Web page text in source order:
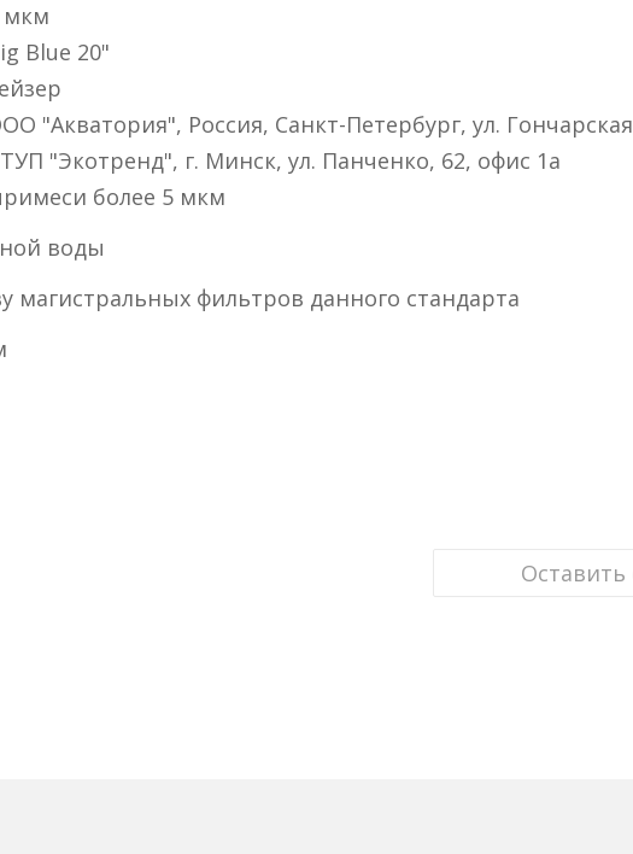
мкм
Blue 20"
"Акватория", Россия, Санкт-Петербург, ул.
"Экотренд", г. Минск, ул. Панченко, 62, офис 1а
более 5 мкм
воды
магистральных фильтров данного стандарта
Оставить